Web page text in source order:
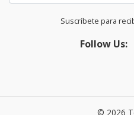
Suscríbete para
Follow Us:
© 2026